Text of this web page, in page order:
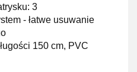
3
- łatwe usuwanie
150 cm, PVC